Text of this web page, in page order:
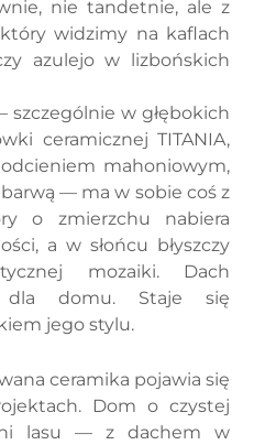
nie tandetnie, ale z
widzimy na kaflach
azulejo w lizbońskich
szczególnie w głębokich
ceramicznej TITANIA,
mahoniowym,
— ma w sobie coś z
o zmierzchu nabiera
a w słońcu błyszczy
mozaiki. Dach
dla domu. Staje się
jego stylu.
ceramika pojawia się
Dom o czystej
lasu — z dachem w